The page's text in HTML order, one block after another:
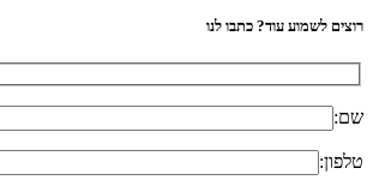
רוצים לשמוע עוד? כתבו לנו
שם:
טלפון: